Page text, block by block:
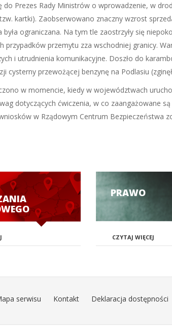
do Prezes Rady Ministrów o wprowadzenie, w
kartki). Zaobserwowano znaczny wzrost
ograniczana. Na tym tle zaostrzyły się
przypadków przemytu zza wschodniej granicy.
i utrudnienia komunikacyjne. Doszło do
cysterny przewożącej benzynę na Podlasiu
w momencie, kiedy w województwach
dotyczących ćwiczenia, w co zaangażowane
w Rządowym Centrum Bezpieczeństwa
PRAWO
CZYTAJ WIĘCEJ
serwisu Kontakt Deklaracja dostępności